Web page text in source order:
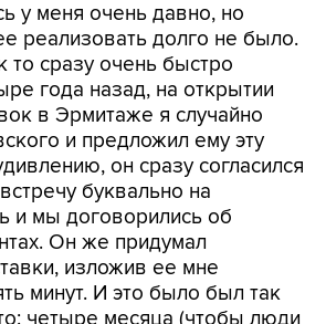
у меня очень давно, но
реализовать долго не было.
то сразу очень быстро
года назад, на открытии
в Эрмитаже я случайно
и предложил ему эту
он сразу согласился
буквально на
и мы договорились об
Он же придумал
изложив ее мне
минут. И это было был так